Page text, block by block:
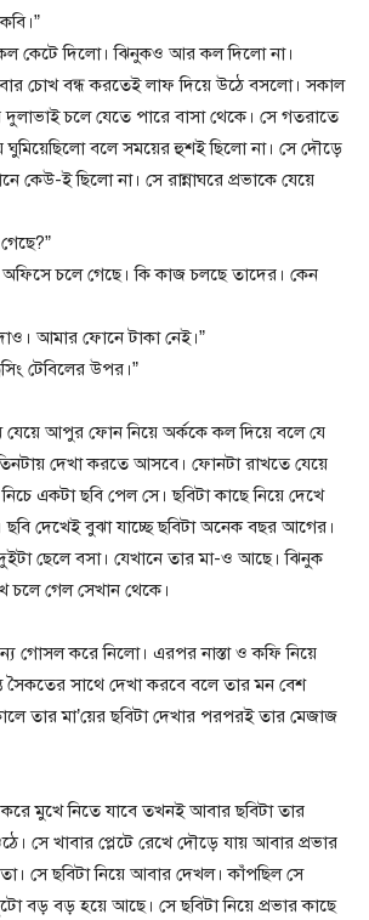
কেটে দিলো। ঝিনুকও আর কল দিলো না।
চোখ বন্ধ করতেই লাফ দিয়ে উঠে বসলো। সকাল
দুলাভাই চলে যেতে পারে বাসা থেকে। সে গতরাতে
বলে সময়ের হুশই ছিলো না। সে দৌড়ে
কেউ-ই ছিলো না। সে রান্নাঘরে প্রভাকে যেয়ে
চলে গেছে। কি কাজ চলছে তাদের। কেন
আমার ফোনে টাকা নেই।”
টেবিলের উপর।”
আপুর ফোন নিয়ে অর্ককে কল দিয়ে বলে যে
দেখা করতে আসবে। ফোনটা রাখতে যেয়ে
একটা ছবি পেল সে। ছবিটা কাছে নিয়ে দেখে
দেখেই বুঝা যাচ্ছে ছবিটা অনেক বছর আগের।
ছেলে বসা। যেখানে তার মা-ও আছে। ঝিনুক
চলে গেল সেখান থেকে।
গোসল করে নিলো। এরপর নাস্তা ও কফি নিয়ে
সৈকতের সাথে দেখা করবে বলে তার মন বেশ
তার মা’য়ের ছবিটা দেখার পরপরই তার মেজাজ
মুখে নিতে যাবে তখনই আবার ছবিটা তার
সে খাবার প্লেটে রেখে দৌড়ে যায় আবার প্রভার
সে ছবিটা নিয়ে আবার দেখল। কাঁপছিল সে
বড় বড় হয়ে আছে। সে ছবিটা নিয়ে প্রভার কাছে